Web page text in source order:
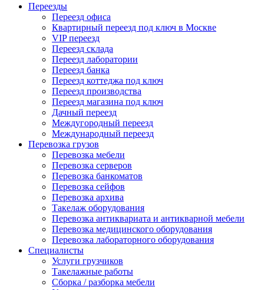
Переезды
Переезд офиса
Квартирный переезд под ключ в Москве
VIP переезд
Переезд склада
Переезд лаборатории
Переезд банка
Переезд коттеджа под ключ
Переезд производства
Переезд магазина под ключ
Дачный переезд
Междугородный переезд
Международный переезд
Перевозка грузов
Перевозка мебели
Перевозка серверов
Перевозка банкоматов
Перевозка сейфов
Перевозка архива
Такелаж оборудования
Перевозка антиквариата и антикварной мебели
Перевозка медицинского оборудования
Перевозка лабораторного оборудования
Специалисты
Услуги грузчиков
Такелажные работы
Сборка / разборка мебели